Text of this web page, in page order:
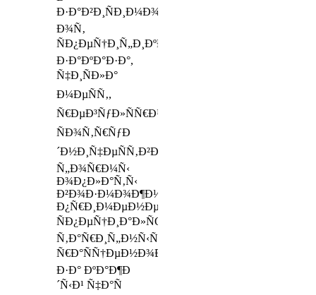
Ð·Ð°Ð²Ð¸ÑÐ¸Ð¼Ð¾ÑÑ‚Ð¸
Ð¾Ñ‚
ÑÐ¿ÐµÑ†Ð¸Ñ„Ð¸ÐºÐ¸
Ð·Ð°ÐºÐ°Ð·Ð°,
Ñ‡Ð¸ÑÐ»Ð°
Ð¼ÐµÑÑ‚,
Ñ€ÐµÐ³ÑƒÐ»ÑÑ€Ð½Ð¾ÑÑ‚Ð¸
ÑÐ¾Ñ‚Ñ€ÑƒÐ
´Ð½Ð¸Ñ‡ÐµÑÑ‚Ð²Ð°,
Ñ„Ð¾Ñ€Ð¼Ñ‹
Ð¾Ð¿Ð»Ð°Ñ‚Ñ‹
Ð²Ð¾Ð·Ð¼Ð¾Ð¶Ð½Ð¾
Ð¿Ñ€Ð¸Ð¼ÐµÐ½ÐµÐ½Ð¸Ðµ
ÑÐ¿ÐµÑ†Ð¸Ð°Ð»ÑŒÐ½Ñ‹Ñ…
Ñ‚Ð°Ñ€Ð¸Ñ„Ð½Ñ‹Ñ…
Ñ€Ð°ÑÑ†ÐµÐ½Ð¾Ðº
Ð·Ð° ÐºÐ°Ð¶Ð
´Ñ‹Ð¹ Ñ‡Ð°Ñ